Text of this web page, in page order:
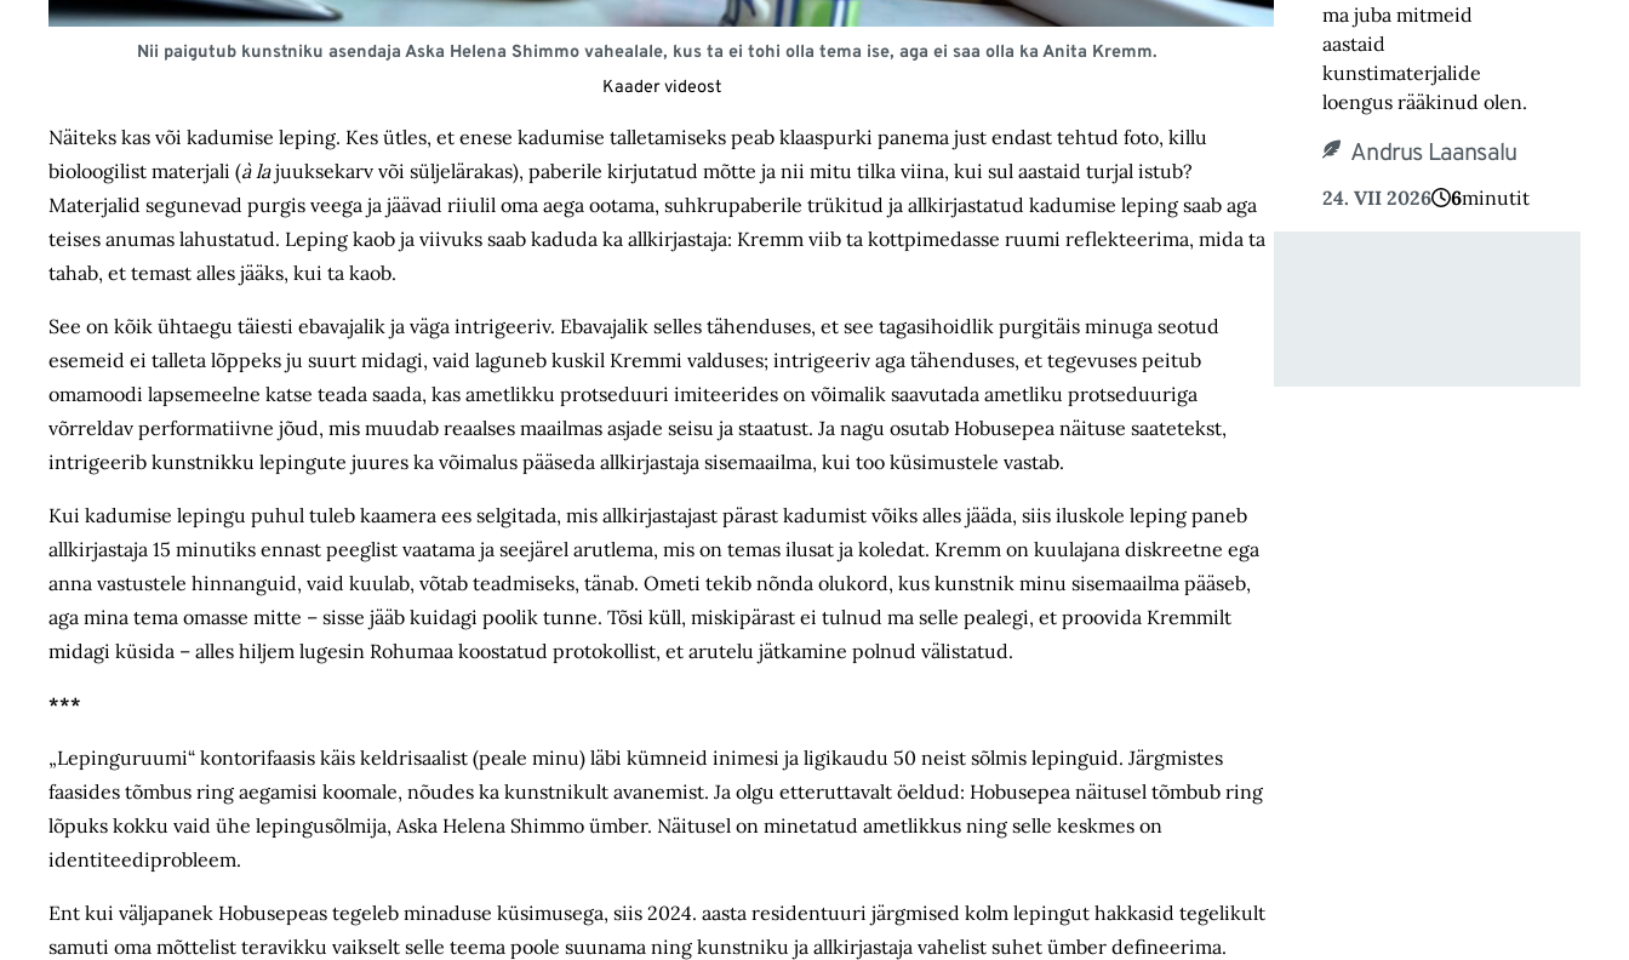
Nii paigutub kunstniku asendaja Aska Helena Shimmo vahealale, kus ta ei tohi olla tema ise, aga ei saa olla ka Anita Kremm.
Kaader videost
Näiteks kas või kadumise leping. Kes ütles, et enese kadumise talletamiseks peab klaaspurki panema just endast tehtud foto, killu
bioloogilist materjali (à lajuuksekarv või süljelärakas), paberile kirjutatud mõtte ja nii mitu tilka viina, kui sul aastaid turjal istub?
Materjalid segunevad purgis veega ja jäävad riiulil oma aega ootama, suhkrupaberile trükitud ja allkirjastatud kadumise leping saab aga
teises anumas lahustatud. Leping kaob ja viivuks saab kaduda ka allkirjastaja: Kremm viib ta kottpimedasse ruumi reflekteerima, mida ta
tahab, et temast alles jääks, kui ta kaob.
See on kõik ühtaegu täiesti ebavajalik ja väga intrigeeriv. Ebavajalik selles tähenduses, et see tagasihoidlik purgitäis minuga seotud
esemeid ei talleta lõppeks ju suurt midagi, vaid laguneb kuskil Kremmi valduses; intrigeeriv aga tähenduses, et tegevuses peitub
omamoodi lapsemeelne katse teada saada, kas ametlikku protseduuri imiteerides on võimalik saavutada ametliku protseduuriga
võrreldav performatiivne jõud, mis muudab reaalses maailmas asjade seisu ja staatust. Ja nagu osutab Hobuse­pea näituse saatetekst,
intrigeerib kunstnikku lepingute juures ka võimalus pääseda allkirjastaja sisemaailma, kui too küsimustele vastab.
Kui kadumise lepingu puhul tuleb kaamera ees selgitada, mis allkirjastajast pärast kadumist võiks alles jääda, siis iluskole leping paneb
allkirjastaja 15 minutiks ennast peeglist vaatama ja seejärel arutlema, mis on temas ilusat ja koledat. Kremm on kuulajana diskreetne ega
anna vastustele hinnanguid, vaid kuulab, võtab teadmiseks, tänab. Ometi tekib nõnda olukord, kus kunstnik minu sisemaailma pääseb,
aga mina tema omasse mitte – sisse jääb kuidagi poolik tunne. Tõsi küll, miskipärast ei tulnud ma selle pealegi, et proovida Kremmilt
midagi küsida – alles hiljem lugesin Rohumaa koostatud protokollist, et arutelu jätkamine polnud välistatud.
***
„Lepinguruumi“ kontorifaasis käis keldri­saalist (peale minu) läbi kümneid inimesi ja ligikaudu 50 neist sõlmis lepinguid. Järgmistes
faasides tõmbus ring aegamisi koomale, nõudes ka kunstnikult avanemist. Ja olgu etteruttavalt öeldud: Hobusepea näitusel tõmbub ring
lõpuks kokku vaid ühe lepingusõlmija, Aska Helena Shimmo ümber. Näitusel on minetatud ametlikkus ning selle keskmes on
identiteediprobleem.
Ent kui väljapanek Hobusepeas tegeleb minaduse küsimusega, siis 2024. aasta residentuuri järgmised kolm lepingut hakkasid tegelikult
samuti oma mõttelist teravikku vaikselt selle teema poole suunama ning kunstniku ja allkirjastaja vahelist suhet ümber defineerima.
ma juba mitmeid
aastaid
kunstimaterjalide
loengus rääkinud olen.
Andrus Laansalu
24. VII 2026 6minutit